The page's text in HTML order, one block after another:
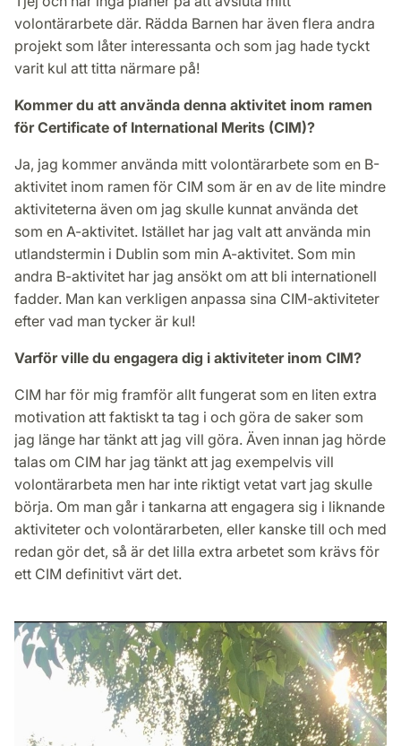
volontärarbete där. Rädda Barnen har även flera andra
projekt som låter interessanta och som jag hade tyckt
varit kul att titta närmare på!
Kommer du att använda denna aktivitet inom ramen
för Certificate of International Merits (CIM)?
Ja, jag kommer använda mitt volontärarbete som en B-
aktivitet inom ramen för CIM som är en av de lite mindre
aktiviteterna även om jag skulle kunnat använda det
som en A-aktivitet. Istället har jag valt att använda min
utlandstermin i Dublin som min A-aktivitet. Som min
andra B-aktivitet har jag ansökt om att bli internationell
fadder. Man kan verkligen anpassa sina CIM-aktiviteter
efter vad man tycker är kul!
Varför ville du engagera dig i aktiviteter inom CIM?
CIM har för mig framför allt fungerat som en liten extra
motivation att faktiskt ta tag i och göra de saker som
jag länge har tänkt att jag vill göra. Även innan jag hörde
talas om CIM har jag tänkt att jag exempelvis vill
volontärarbeta men har inte riktigt vetat vart jag skulle
börja. Om man går i tankarna att engagera sig i liknande
aktiviteter och volontärarbeten, eller kanske till och med
redan gör det, så är det lilla extra arbetet som krävs för
ett CIM definitivt värt det.